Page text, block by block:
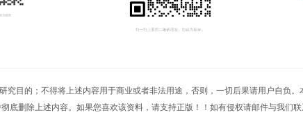
目的；不得将上述内容用于商业或者非法用途，否则，一切后果请用户自负
底删除上述内容。如果您喜欢该资料，请支持正版！！如有侵权请邮件与我们联